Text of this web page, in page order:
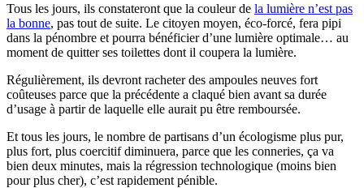
Tous les jours, ils constateront que la couleur de la lumière n’est pas
la bonne, pas tout de suite. Le citoyen moyen, éco-forcé, fera pipi
dans la pénombre et pourra bénéficier d’une lumière optimale… au
moment de quitter ses toilettes dont il coupera la lumière.
Régulièrement, ils devront racheter des ampoules neuves fort
coûteuses parce que la précédente a claqué bien avant sa durée
d’usage à partir de laquelle elle aurait pu être remboursée.
Et tous les jours, le nombre de partisans d’un écologisme plus pur,
plus fort, plus coercitif diminuera, parce que les conneries, ça va
bien deux minutes, mais la régression technologique (moins bien
pour plus cher), c’est rapidement pénible.